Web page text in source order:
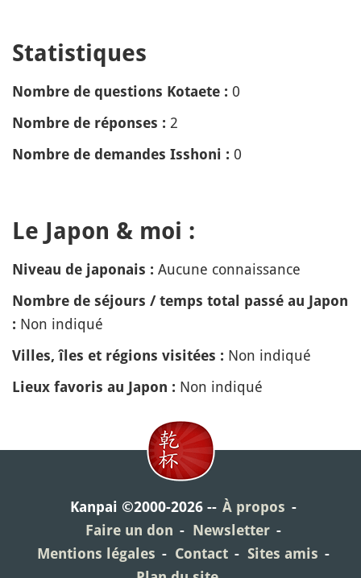
Statistiques
Nombre de questions Kotaete : 0
Nombre de réponses : 2
Nombre de demandes Isshoni : 0
Le Japon & moi :
Niveau de japonais : Aucune connaissance
Nombre de séjours / temps total passé au Japon
: Non indiqué
Villes, îles et régions visitées : Non indiqué
Lieux favoris au Japon : Non indiqué
Kanpai ©2000-2026
À propos
Faire un don
Newsletter
Mentions légales
Contact
Sites amis